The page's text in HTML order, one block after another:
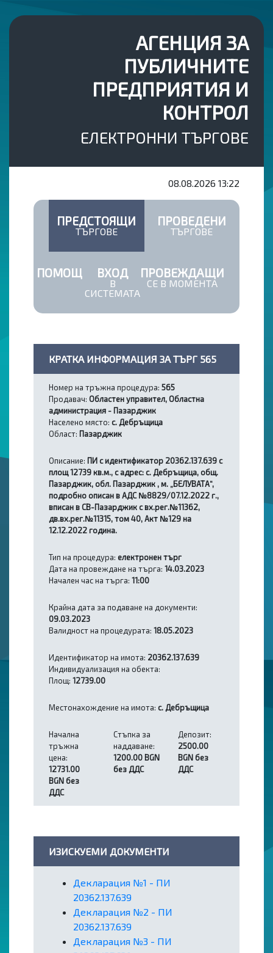
АГЕНЦИЯ ЗА
ПУБЛИЧНИТЕ
ПРЕДПРИЯТИЯ И
КОНТРОЛ
ЕЛЕКТРОННИ ТЪРГОВЕ
08.08.2026 13:22
ПРЕДСТОЯЩИ
ТЪРГОВЕ
ПРОВЕДЕНИ
ТЪРГОВЕ
ПОМОЩ ВХОД
В
СИСТЕМАТА
ПРОВЕЖДАЩИ
СЕ В МОМЕНТА
КРАТКА ИНФОРМАЦИЯ ЗА ТЪРГ 565
Номер на тръжна процедура: 565
Продавач: Областен управител, Областна
администрация - Пазарджик
Населено място: с. Дебръщица
Област: Пазарджик
Описание: ПИ с идентификатор 20362.137.639 с
площ 12739 кв.м., с адрес: с. Дебръщица, общ.
Пазарджик, обл. Пазарджик , м. „БЕЛУВАТА“,
подробно описан в АДС №8829/07.12.2022 г.,
вписан в СВ-Пазарджик с вх.рег.№11362,
дв.вх.рег.№11315, том 40, Акт №129 на
12.12.2022 година.
Тип на процедура: електронен търг
Дата на провеждане на търга: 14.03.2023
Начален час на търга: 11:00
Крайна дата за подаване на документи:
09.03.2023
Валидност на процедурата: 18.05.2023
Идентификатор на имота: 20362.137.639
Индивидуализация на обекта:
Площ: 12739.00
Местонахождение на имота: с. Дебръщица
Начална
тръжна
цена:
12731.00
BGN без
ДДС
Стъпка за
наддаване:
1200.00 BGN
без ДДС
Депозит:
2500.00
BGN без
ДДС
ИЗИСКУЕМИ ДОКУМЕНТИ
Декларация №1 - ПИ
20362.137.639
Декларация №2 - ПИ
20362.137.639
Декларация №3 - ПИ